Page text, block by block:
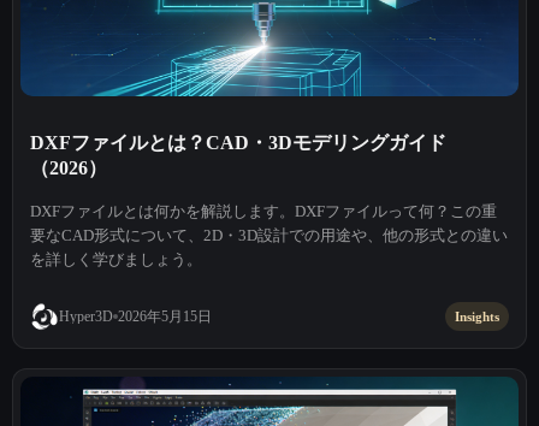
DXFファイルとは？CAD・3Dモデリングガイド
（2026）
DXFファイルとは何かを解説します。DXFファイルって何？この重
要なCAD形式について、2D・3D設計での用途や、他の形式との違い
を詳しく学びましょう。
Hyper3D 2026年5月15日 Insights